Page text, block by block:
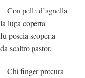
Con pelle d’agnella
la lupa coperta
fu poscia scoperta
da scaltro pastor.
Chi finger procura